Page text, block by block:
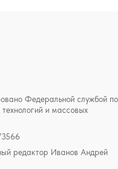
Федеральной службой по
и массовых
редактор Иванов Андрей